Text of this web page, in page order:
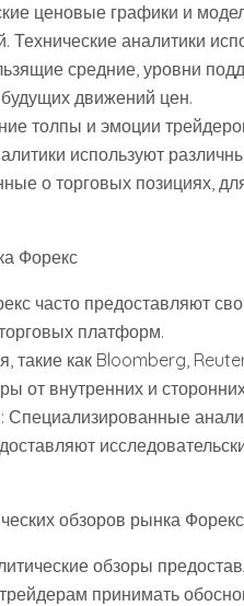
ценовые графики и
Технические аналитики
средние, уровни
движений цен.
толпы и эмоции
используют
о торговых позициях,
Форекс
часто предоставляют
платформ.
как Bloomberg,
от внутренних и
обзоров рынка Форекс
обзоры
принимать